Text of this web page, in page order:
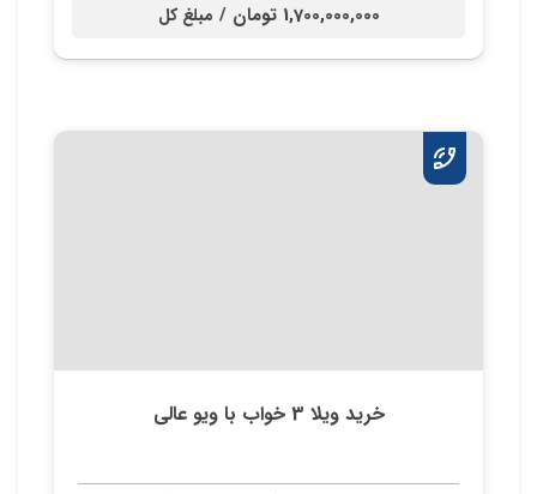
1,700,000,000 تومان / مبلغ کل
خرید ویلا 3 خواب با ویو عالی